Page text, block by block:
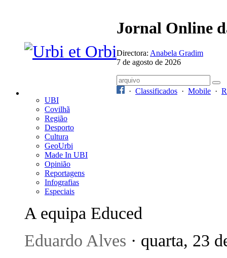
Jornal Online
Directora: Anabela Gradim
7 de agosto de 2026
· Classificados · Mobile ·
UBI
Covilhã
Região
Desporto
Cultura
GeoUrbi
Made In UBI
Opinião
Reportagens
Infografias
Especiais
A equipa Educed
Eduardo Alves · quarta, 23